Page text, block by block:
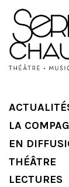
LA
EN
THÉÂTRE
LECTURES